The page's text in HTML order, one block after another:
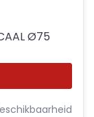
Ø75